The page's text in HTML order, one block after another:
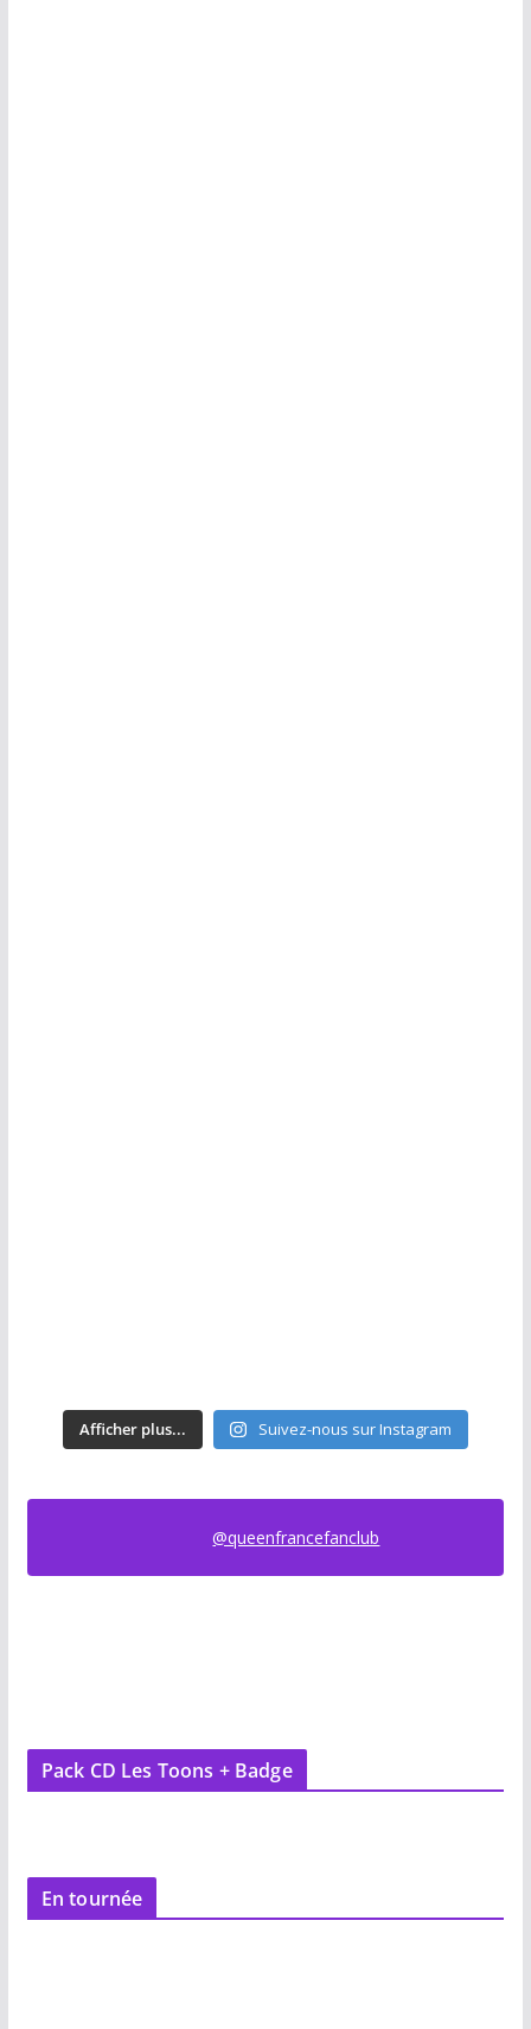
Afficher plus... Suivez-nous sur Instagram
@queenfrancefanclub
Pack CD Les Toons + Badge
En tournée